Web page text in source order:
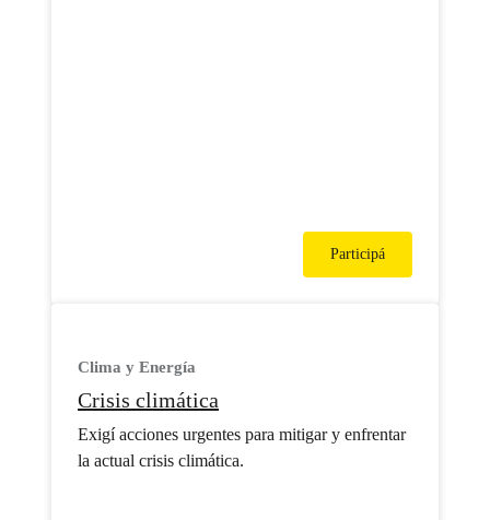
Participá
Clima y Energía
Crisis climática
Exigí acciones urgentes para mitigar y enfrentar
la actual crisis climática.